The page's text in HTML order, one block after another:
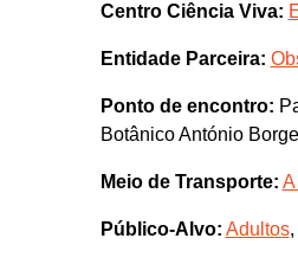
Centro Ciência Viva:
Entidade Parceira:
Ponto de encontro:
Botânico António
Meio de Transporte: A
Público-Alvo: Adultos,